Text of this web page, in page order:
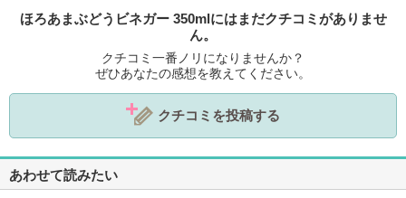
ほろあまぶどうビネガー 350mlにはまだクチコミがありませ
ん。
クチコミ一番ノリになりませんか？
ぜひあなたの感想を教えてください。
クチコミを投稿する
あわせて読みたい